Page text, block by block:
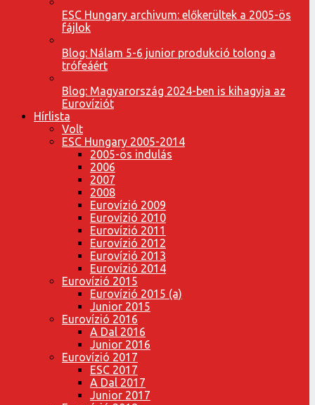
ESC Hungary archivum: előkerültek a 2005-ös
fájlok
Blog: Nálam 5-6 junior produkció tolong a
trófeáért
Blog: Magyarország 2024-ben is kihagyja az
Eurovíziót
Hírlista
Volt
ESC Hungary 2005-2014
2005-ös indulás
2006
2007
2008
Eurovízió 2009
Eurovízió 2010
Eurovízió 2011
Eurovízió 2012
Eurovízió 2013
Eurovízió 2014
Eurovízió 2015
Eurovízió 2015 (a)
Junior 2015
Eurovízió 2016
A Dal 2016
Junior 2016
Eurovízió 2017
ESC 2017
A Dal 2017
Junior 2017